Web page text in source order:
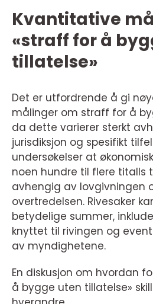
Kvantitative
«straff for å
tillatelse»
Det er utfordrende å gi
målinger om straff for å
da dette varierer sterkt
jurisdiksjon og spesifikt
undersøkelser at
noen hundre til flere titalls
avhengig av lovgivningen
overtredelsen. Rivesaker
betydelige summer,
knyttet til rivingen og
av myndighetene.
En diskusjon om hvordan
å bygge uten tillatelse»